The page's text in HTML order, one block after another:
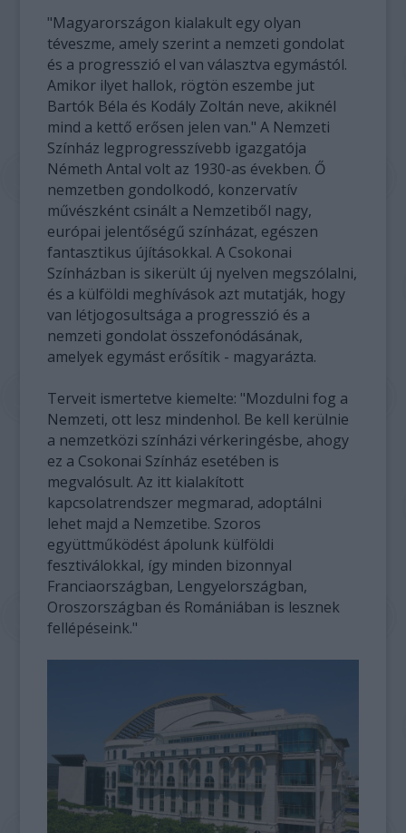
"Magyarországon kialakult egy olyan
téveszme, amely szerint a nemzeti gondolat
és a progresszió el van választva egymástól.
Amikor ilyet hallok, rögtön eszembe jut
Bartók Béla és Kodály Zoltán neve, akiknél
mind a kettő erősen jelen van." A Nemzeti
Színház legprogresszívebb igazgatója
Németh Antal volt az 1930-as években. Ő
nemzetben gondolkodó, konzervatív
művészként csinált a Nemzetiből nagy,
európai jelentőségű színházat, egészen
fantasztikus újításokkal. A Csokonai
Színházban is sikerült új nyelven megszólalni,
és a külföldi meghívások azt mutatják, hogy
van létjogosultsága a progresszió és a
nemzeti gondolat összefonódásának,
amelyek egymást erősítik - magyarázta.
Terveit ismertetve kiemelte: "Mozdulni fog a
Nemzeti, ott lesz mindenhol. Be kell kerülnie
a nemzetközi színházi vérkeringésbe, ahogy
ez a Csokonai Színház esetében is
megvalósult. Az itt kialakított
kapcsolatrendszer megmarad, adoptálni
lehet majd a Nemzetibe. Szoros
együttműködést ápolunk külföldi
fesztiválokkal, így minden bizonnyal
Franciaországban, Lengyelországban,
Oroszországban és Romániában is lesznek
fellépéseink."